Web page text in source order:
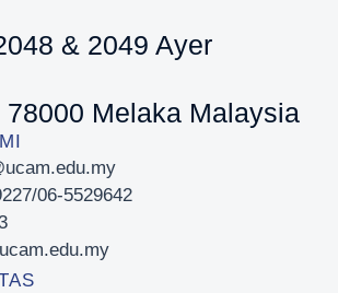
& 2049 Ayer
78000 Melaka Malaysia
06-5529642